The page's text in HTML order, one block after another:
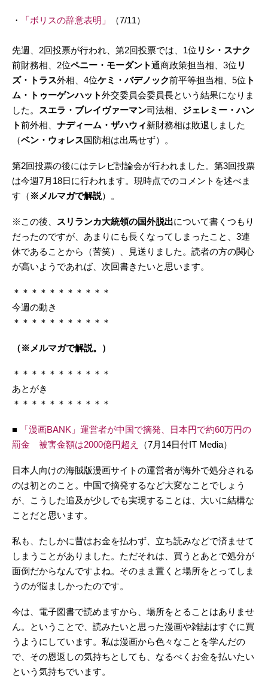
・ 「ボリスの辞意表明」 （7/11）
先週、2回投票が行われ、第2回投票では、1位 リシ・スナク
前財務相、2位ペニー・モーダント通商政策担当相、3位 リ
ズ・トラス外相、4位ケミ・バデノック前平等担当相、5位 ト
ム・トゥーゲンハット外交委員会委員長という結果になりま
した。
スエラ・ブレイヴァーマン司法相、 ジェレミー・ハン
ト前外相、 ナディーム・ザハウィ新財務相は敗退しました
（ベン・ウォレス国防相は出馬せず）。
第2回投票の後にはテレビ討論会が行われました。第3回投票
は今週7月18日に行われます。現時点でのコメントを述べま
す（ ※メルマガで解説）。
※この後、 スリランカ大統領の国外脱出について書くつもり
だったのですが、あまりにも長くなってしまったこと、3連
休であることから（苦笑）、見送りました。読者の方の関心
が高いようであれば、次回書きたいと思います。
＊＊＊＊＊＊＊＊＊＊＊
今週の動き
＊＊＊＊＊＊＊＊＊＊＊
（※メルマガで解説。）
＊＊＊＊＊＊＊＊＊＊＊
あとがき
＊＊＊＊＊＊＊＊＊＊＊
■
「漫画BANK」運営者が中国で摘発、日本円で約60万円の
罰金 被害金額は2000億円超え
（7月14日付IT Media）
日本人向けの海賊版漫画サイトの運営者が海外で処分される
のは初とのこと。中国で摘発するなど大変なことでしょう
が、こうした追及が少しでも実現することは、大いに結構な
ことだと思います。
私も、たしかに昔はお金を払わず、立ち読みなどで済ませて
しまうことがありました。ただそれは、買うとあとで処分が
面倒だからなんですよね。そのまま置くと場所をとってしま
うのが悩ましかったのです。
今は、電子図書で読めますから、場所をとることはありませ
ん。ということで、読みたいと思った漫画や雑誌はすぐに買
うようにしています。私は漫画から色々なことを学んだの
で、その恩返しの気持ちとしても、なるべくお金を払いたい
という気持ちでいます。